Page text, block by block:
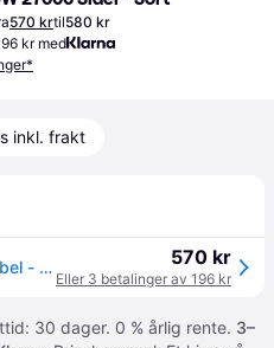
570 krtil580 kr
kr med
inkl. frakt
OWA - 77 ml - cyan - kompatibel - gjenfabrikert - blekkpatron (alternativ for: Epson T9452) - for Epson WorkForce Pro WF-C5210, WF-C5210DW, WF-C5290DW, WF-C5710, WF-C5790 570 kr
Eller 3 betalinger av 196 kr
30 dager. 0 % årlig rente. 3–